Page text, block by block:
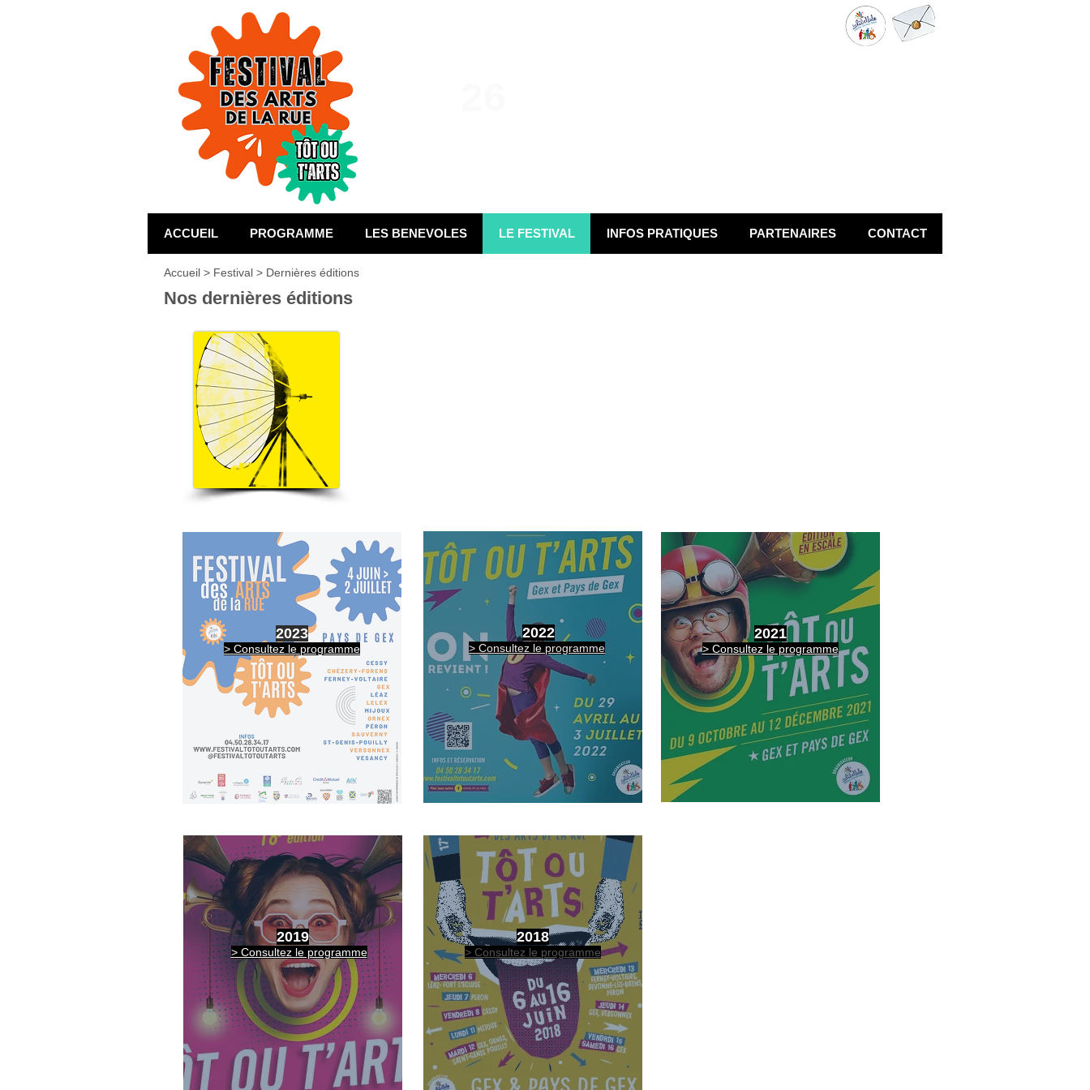
ACCUEIL PROGRAMME LES BENEVOLES LE FESTIVAL INFOS PRATIQUES PARTENAIRES CONTACT
Accueil > Festival > Dernières éditions
Nos dernières éditions
2023
> Consultez le programme
2022
> Consultez le programme
2021
> Consultez le programme
2019
> Consultez le programme
2018
> Consultez le programme